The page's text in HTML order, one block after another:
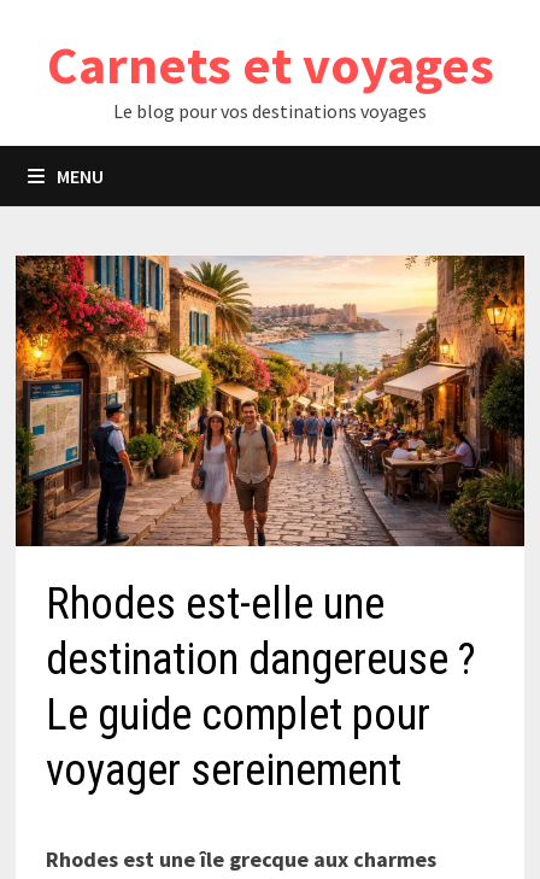
contenuCarnets et voyages
Le blog pour vos destinations voyages
MENU
Rhodes est-elle une
destination dangereuse ?
Le guide complet pour
voyager sereinement
Rhodes est une île grecque aux charmes